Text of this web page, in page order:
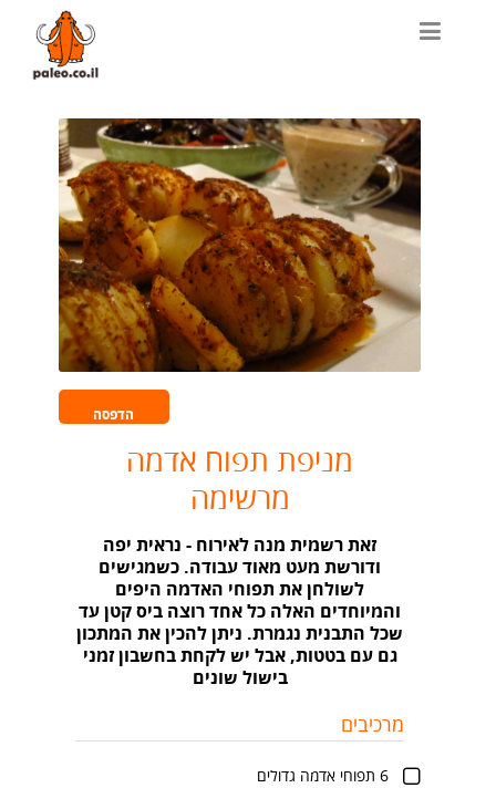
הדפסה
מניפת תפוח אדמה
מרשימה
זאת רשמית מנה לאירוח - נראית יפה
ודורשת מעט מאוד עבודה. כשמגישים
לשולחן את תפוחי האדמה היפים
והמיוחדים האלה כל אחד רוצה ביס קטן עד
שכל התבנית נגמרת. ניתן להכין את המתכון
גם עם בטטות, אבל יש לקחת בחשבון זמני
בישול שונים
מרכיבים
6 תפוחי אדמה גדולים